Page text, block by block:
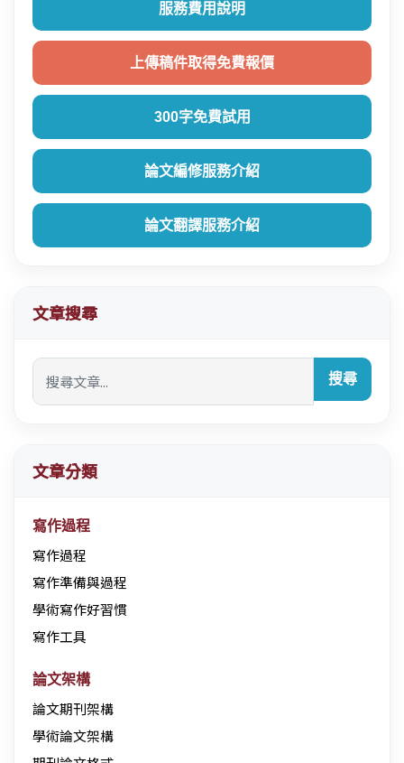
服務費用說明
上傳稿件取得免費報價
300字免費試用
論文編修服務介紹
論文翻譯服務介紹
文章搜尋
搜尋
文章分類
寫作過程
寫作過程
寫作準備與過程
學術寫作好習慣
寫作工具
論文架構
論文期刊架構
學術論文架構